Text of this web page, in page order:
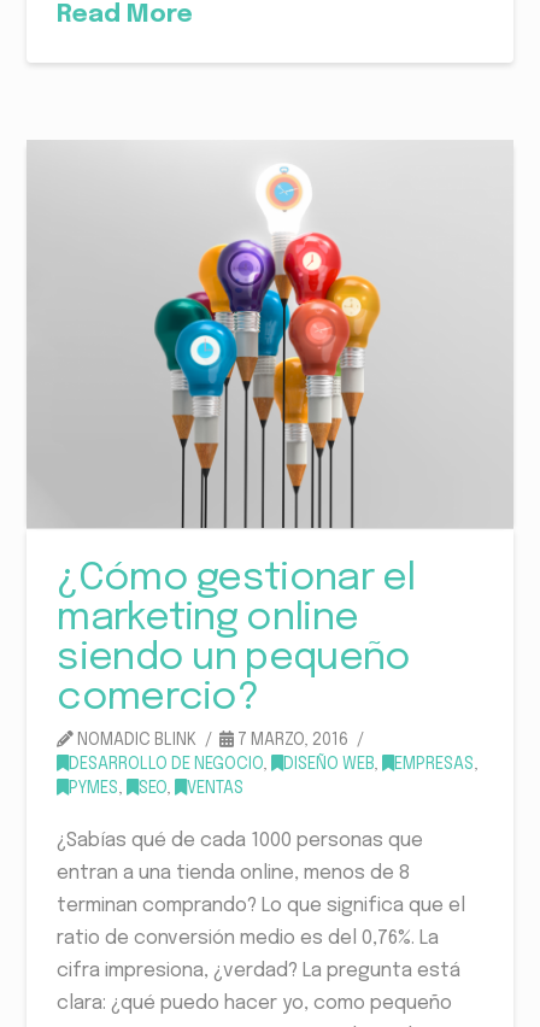
Read More
¿Cómo gestionar el
marketing online
siendo un pequeño
comercio?
NOMADIC BLINK
7 MARZO, 2016
DESARROLLO DE NEGOCIO, DISEÑO WEB, EMPRESAS,
PYMES, SEO, VENTAS
¿Sabías qué de cada 1000 personas que
entran a una tienda online, menos de 8
terminan comprando? Lo que significa que el
ratio de conversión medio es del 0,76%. La
cifra impresiona, ¿verdad? La pregunta está
clara: ¿qué puedo hacer yo, como pequeño